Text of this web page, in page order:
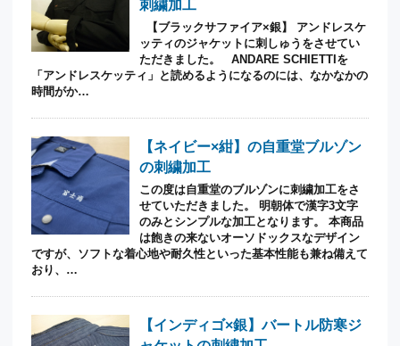
刺繍加工
【ブラックサファイア×銀】 アンドレスケ
ッティのジャケットに刺しゅうをさせてい
ただきました。 ANDARE SCHIETTIを
「アンドレスケッティ」と読めるようになるのには、なかなかの
時間がか…
【ネイビー×紺】の自重堂ブルゾン
の刺繍加工
この度は自重堂のブルゾンに刺繍加工をさ
せていただきました。 明朝体で漢字3文字
のみとシンプルな加工となります。 本商品
は飽きの来ないオーソドックスなデザイン
ですが、ソフトな着心地や耐久性といった基本性能も兼ね備えて
おり、…
【インディゴ×銀】バートル防寒ジ